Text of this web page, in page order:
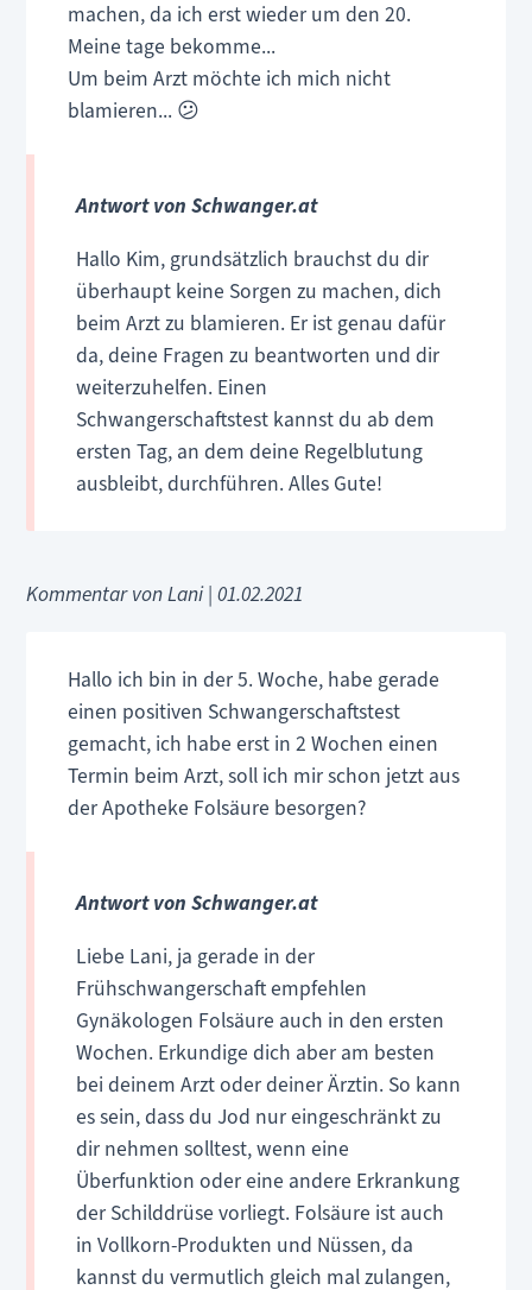
machen, da ich erst wieder um den 20.
Meine tage bekomme...
Um beim Arzt möchte ich mich nicht
blamieren... 😕
Antwort von Schwanger.at
Hallo Kim, grundsätzlich brauchst du dir
überhaupt keine Sorgen zu machen, dich
beim Arzt zu blamieren. Er ist genau dafür
da, deine Fragen zu beantworten und dir
weiterzuhelfen. Einen
Schwangerschaftstest kannst du ab dem
ersten Tag, an dem deine Regelblutung
ausbleibt, durchführen. Alles Gute!
Kommentar von Lani |01.02.2021
Hallo ich bin in der 5. Woche, habe gerade
einen positiven Schwangerschaftstest
gemacht, ich habe erst in 2 Wochen einen
Termin beim Arzt, soll ich mir schon jetzt aus
der Apotheke Folsäure besorgen?
Antwort von Schwanger.at
Liebe Lani, ja gerade in der
Frühschwangerschaft empfehlen
Gynäkologen Folsäure auch in den ersten
Wochen. Erkundige dich aber am besten
bei deinem Arzt oder deiner Ärztin. So kann
es sein, dass du Jod nur eingeschränkt zu
dir nehmen solltest, wenn eine
Überfunktion oder eine andere Erkrankung
der Schilddrüse vorliegt. Folsäure ist auch
in Vollkorn-Produkten und Nüssen, da
kannst du vermutlich gleich mal zulangen,